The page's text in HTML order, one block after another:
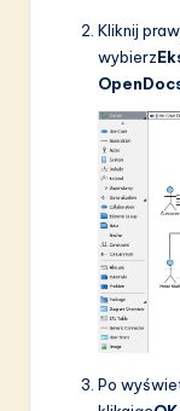
Kliknij
wybierz
Po